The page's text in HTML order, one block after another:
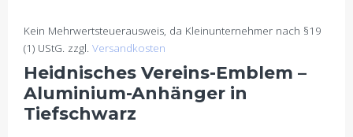
Kein Mehrwertsteuerausweis, da Kleinunternehmer nach §19
(1) UStG. zzgl. Versandkosten
Heidnisches Vereins-Emblem –
Aluminium-Anhänger in
Tiefschwarz